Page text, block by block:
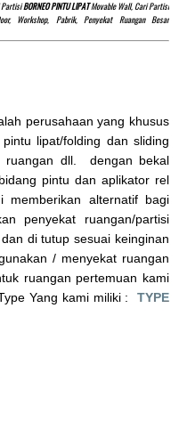
PartisiBORNEO PINTU LIPATMovable Wall, Cari Partisi
Workshop, Pabrik, Penyekat Ruangan Besar
perusahaan yang khusus
lipat/folding dan sliding
ruangan dll. dengan bekal
pintu dan aplikator rel
memberikan alternatif bagi
penyekat ruangan/partisi
di tutup sesuai keinginan
/ menyekat ruangan
ruangan pertemuan kami
Yang kami miliki : TYPE